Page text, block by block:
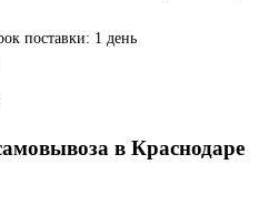
поставки: 1 день
в Краснодаре